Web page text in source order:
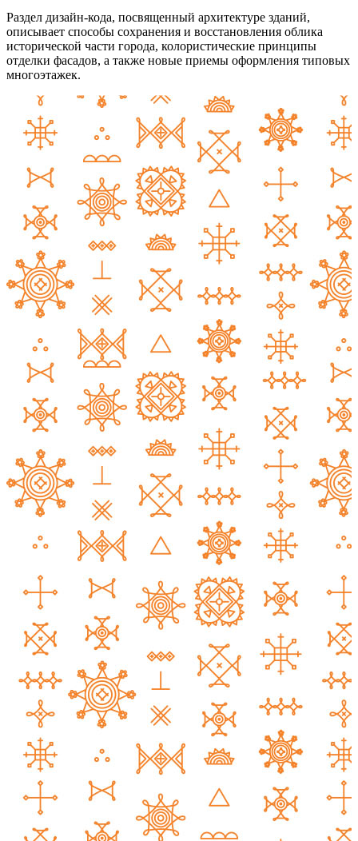
Раздел дизайн-кода, посвященный архитектуре зданий,
описывает способы сохранения и восстановления облика
исторической части города, колористические принципы
отделки фасадов, а также новые приемы оформления типовых
многоэтажек.